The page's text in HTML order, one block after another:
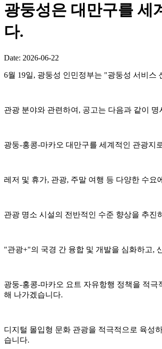
광둥성은 대만구를 세
다.
Date: 2026-06-22
6월 19일, 광둥성 인민정부는 "광둥성 서비스
관광 분야와 관련하여, 공고는 다음과 같이 명
광둥-홍콩-마카오 대만구를 세계적인 관광지
레저 및 휴가, 관광, 주말 여행 등 다양한 수
관광 명소 시설의 전반적인 수준 향상을 추
"관광+"의 국경 간 융합 및 개발을 심화하고,
광둥-홍콩-마카오 요트 자유항행 정책을 적
해 나가겠습니다.
디지털 몰입형 문화 관광을 적극적으로 육성
습니다.